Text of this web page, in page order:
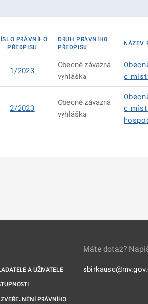
PRÁVNÍHO
PŘEDPISU
DRUH PRÁVNÍHO
PŘEDPISU
NÁZEV
1/2023
Obecně závazná
vyhláška
o
2/2023
Obecně závazná
vyhláška
o
A UŽIVATELE
PRÁVNÍHO
Máte dotaz?